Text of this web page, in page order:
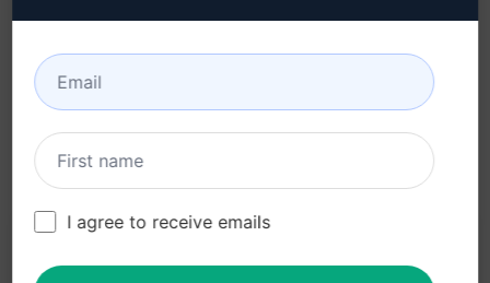
Home / AI Prompts für ChatGPT / Marketing Prompts
Marketing Prompts
Geschäftsbeschreibung
Goldener Kreis
I agree to receive emails